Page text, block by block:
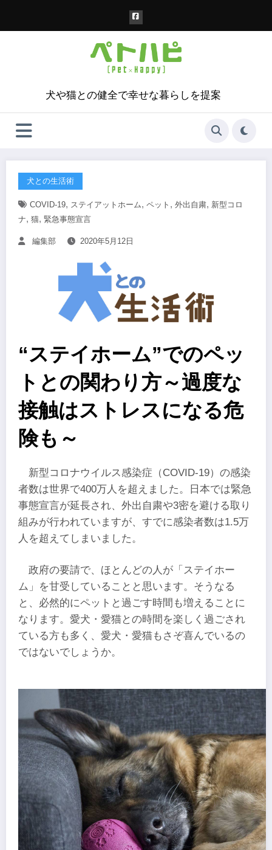
犬や猫との健全で幸せな暮らしを提案
犬との生活術
COVID-19, ステイアットホーム, ペット , 外出自粛, 新型コロ
ナ, 猫, 緊急事態宣言
編集部 2020年5月12日
“ステイホーム”でのペッ
トとの関わり方～過度な
接触はストレスになる危
険も～
新型コロナウイルス感染症（COVID-19）の感染
者数は世界で400万人を超えました。日本では緊急
事態宣言が延長され、外出自粛や3密を避ける取り
組みが行われていますが、すでに感染者数は1.5万
人を超えてしまいました。
政府の要請で、ほとんどの人が「ステイホー
ム」を甘受していることと思います。そうなる
と、必然的にペットと過ごす時間も増えることに
なります。愛犬・愛猫との時間を楽しく過ごされ
ている方も多く、愛犬・愛猫もさぞ喜んでいるの
ではないでしょうか。